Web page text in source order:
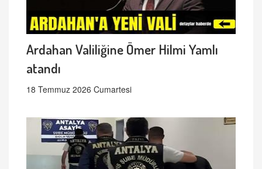
Ardahan Valiliğine Ömer Hilmi Yamlı
atandı
18 Temmuz 2026 Cumartesi